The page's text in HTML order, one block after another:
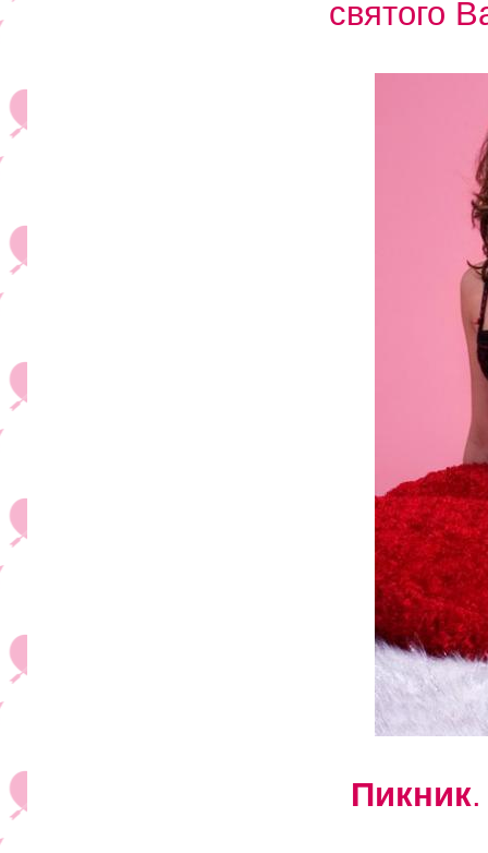
святого
Пикник.